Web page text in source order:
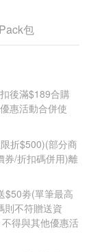
包
後滿$189合購
惠活動合併使
折$500)(部分商
券/折扣碼併用)離
$50劵(單筆最高
則不符贈送資
得與其他優惠活